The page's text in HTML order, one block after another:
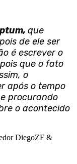
que
de ele ser
é escrever o
que o fato
o
após o tempo
procurando
o acontecido
DiegoZF &